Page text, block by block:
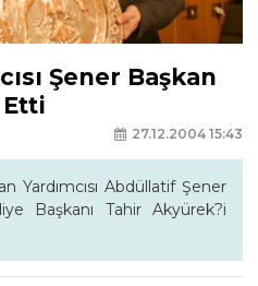
Şener Başkan
27.12.2004 15:43
Yardımcısı Abdüllatif Şener
Başkanı Tahir Akyürek?i